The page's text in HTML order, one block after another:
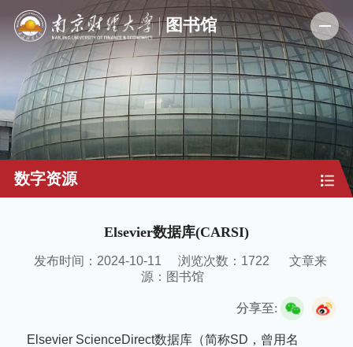
数字资源
Elsevier数据库(CARSI)
发布时间：2024-10-11 浏览次数： 1722
文章来
源：图书馆
分享至:
Elsevier ScienceDirect数据库（简称SD，曾用名